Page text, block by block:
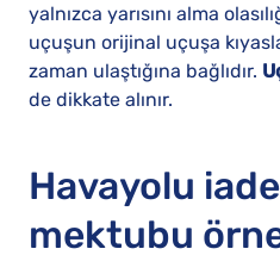
yalnızca yarısını alma
uçuşun orijinal uçuşa
zaman ulaştığına bağlıdır.
de dikkate alınır.
Havayolu
mektubu